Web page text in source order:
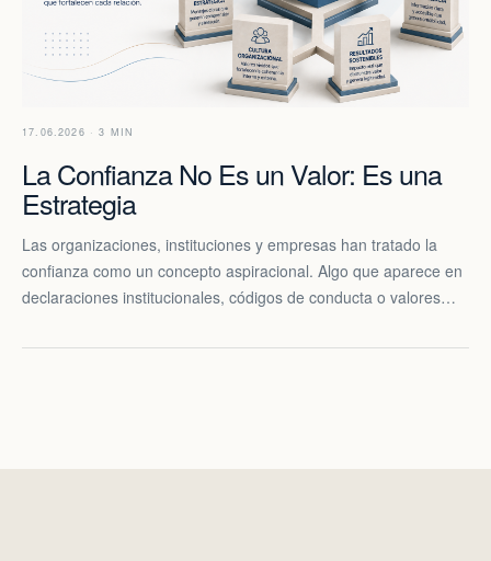
17.06.2026 · 3 MIN
La Confianza No Es un Valor: Es una
Estrategia
Las organizaciones, instituciones y empresas han tratado la
confianza como un concepto aspiracional. Algo que aparece en
declaraciones institucionales, códigos de conducta o valores…